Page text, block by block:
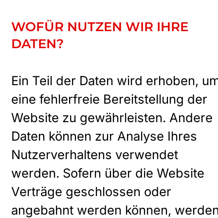
WOFÜR NUTZEN WIR IHRE
DATEN?
Ein Teil der Daten wird erhoben,
eine fehlerfreie Bereitstellung der
Website zu gewährleisten. Andere
Daten können zur Analyse Ihres
Nutzerverhaltens verwendet
werden. Sofern über die Website
Verträge geschlossen oder
angebahnt werden können,